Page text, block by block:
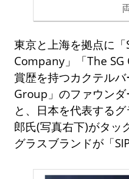
東京と上海を拠点に
Company」「The
賞歴を持つカクテル
Group」のファウン
と、日本を代表する
郎氏(写真右下)がタッ
グラスブランドが「